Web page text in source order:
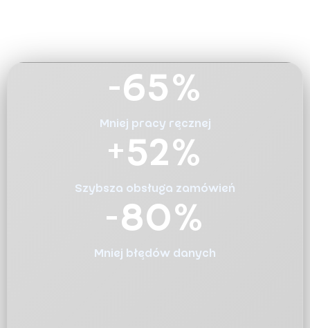
Mniej pracy ręcznej
-65%
Szybsza obsługa zamówień
+52%
Mniej błędów danych
-80%